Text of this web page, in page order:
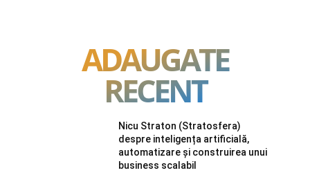
ADAUGATE
RECENT
Nicu Straton (Stratosfera)
despre inteligența artificială,
automatizare și construirea unui
business scalabil